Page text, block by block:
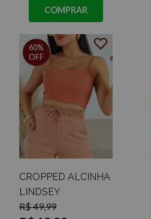
COMPRAR
CROPPED ALCINHA
LINDSEY
R$ 49,99
60%
OFF